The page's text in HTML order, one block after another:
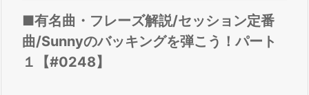
■有名曲・フレーズ解説/セッション定番
曲/Sunnyのバッキングを弾こう！パート
１【#0248】